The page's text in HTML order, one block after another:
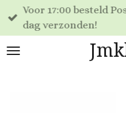
Ga
direct
de
Voor 17:00 besteld
dag verzonden!